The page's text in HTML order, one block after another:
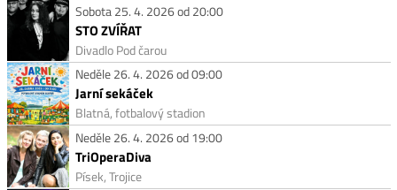
Sobota 25. 4. 2026 od 20:00
STO ZVÍŘAT
Divadlo Pod čarou
Neděle 26. 4. 2026 od 09:00
Jarní sekáček
Blatná, fotbalový stadion
Neděle 26. 4. 2026 od 19:00
TriOperaDiva
Písek, Trojice